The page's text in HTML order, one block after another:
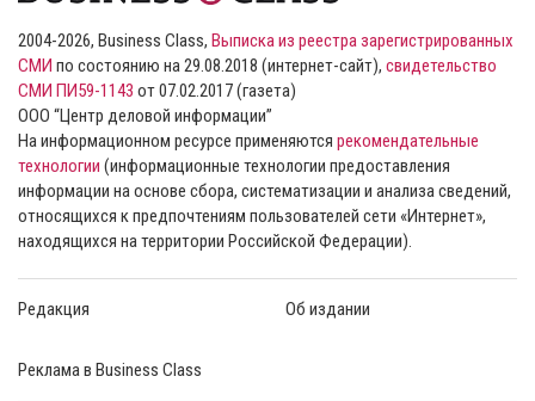
2004-2026, Business Class, Выписка из реестра зарегистрированных
СМИ по состоянию на 29.08.2018 (интернет-сайт), свидетельство
СМИ ПИ59-1143 от 07.02.2017 (газета)
ООО “Центр деловой информации”
На информационном ресурсе применяются рекомендательные
технологии (информационные технологии предоставления
информации на основе сбора, систематизации и анализа сведений,
относящихся к предпочтениям пользователей сети «Интернет»,
находящихся на территории Российской Федерации).
Редакция Об издании
Реклама в Business Class